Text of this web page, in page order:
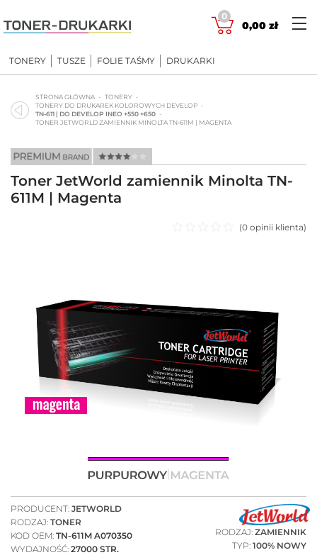
to
content
0
0,00 zł
TONERY TUSZE FOLIE TAŚMY DRUKARKI
STRONA GŁÓWNA
TONERY
TONERY DO DRUKAREK KOLOROWYCH DEVELOP
TN-611 | DO DEVELOP INEO +550 +650
TONER JETWORLD ZAMIENNIK MINOLTA TN-611M | MAGENTA
Toner JetWorld zamiennik Minolta TN-
611M | Magenta
(0 opinii klienta)
PRODUCENT: JETWORLD
RODZAJ: TONER
KOD OEM: TN-611M A070350
WYDAJNOŚĆ: 27000 STR.
RODZAJ: ZAMIENNIK
TYP: 100% NOWY